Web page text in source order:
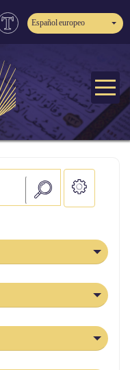
Español europeo